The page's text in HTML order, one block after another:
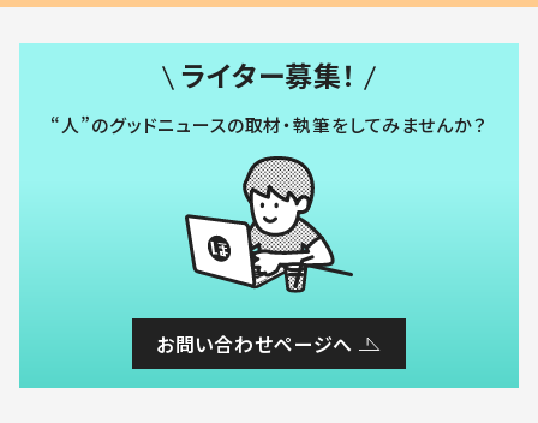
ライター募集！
“人”のグッドニュースの取材・執筆をしてみませんか？
お問い合わせページへ